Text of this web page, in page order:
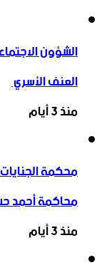
الشؤون
العنف الأسري ‏
منذ 3 أيام
محكمة
محاكمة أحمد
منذ 3 أيام